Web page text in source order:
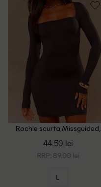
Rochie scurta Missguided,
44.50 lei
RRP: 89.00 lei
L